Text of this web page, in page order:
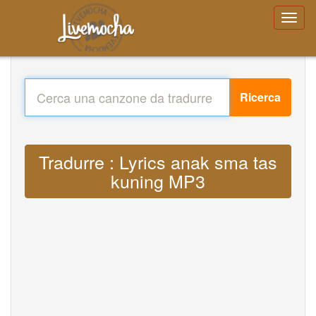
Ricerca
Tradurre : Lyrics anak sma tas
kuning MP3